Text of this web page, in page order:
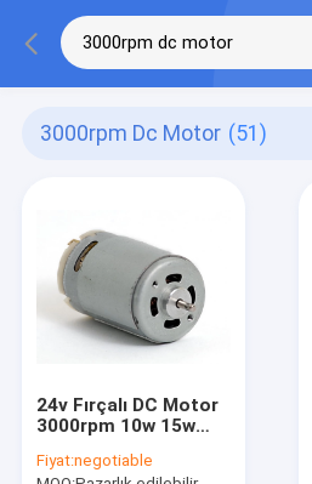
3000rpm Dc Motor (51)
24v Fırçalı DC Motor
3000rpm 10w 15w
Fiyat:negotiable